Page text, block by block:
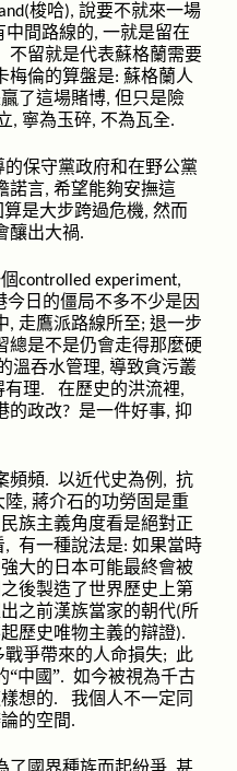
梭哈), 說要不就來一場
中間路線的, 一就是留在
不留就是代表蘇格蘭需要
梅倫的算盤是: 蘇格蘭人
了這場賭博, 但只是險
, 寧為玉碎, 不為瓦全.
的保守黨政府和在野公黨
諾言, 希望能夠安撫這
算是大步跨過危機, 然而
釀出大禍.
controlled experiment,
今日的僵局不多不少是因
, 走鷹派路線所至; 退一步
總是不是仍會走得那麼硬
溫吞水管理, 導致貪污叢
有理. 在歷史的洪流裡,
的政改? 是一件好事, 抑
頻頻. 以近代史為例, 抗
陸, 蔣介石的功勞固是重
族主義角度看是絕對正
, 有一種說法是: 如果當時
大的日本可能最終會被
後製造了世界歷史上第
之前漢族當家的朝代(所
歷史唯物主義的辯證).
爭帶來的人命損失;
此
“中國”. 如今被視為千古
想的.
我個人不一定同
的空間.
了國界種族而起紛爭 甚